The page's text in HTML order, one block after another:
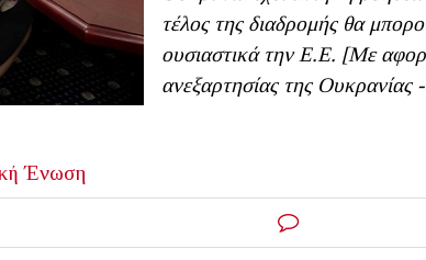
τέλος της διαδρομής θα
ουσιαστικά την Ε.Ε. [Με
ανεξαρτησίας της Ουκρανίας -
Ένωση